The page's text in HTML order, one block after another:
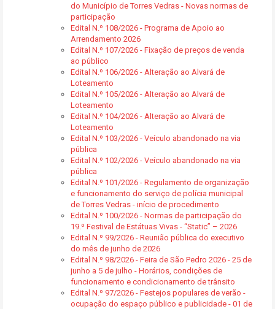
do Município de Torres Vedras - Novas normas de
participação
Edital N.º 108/2026 - Programa de Apoio ao
Arrendamento 2026
Edital N.º 107/2026 - Fixação de preços de venda
ao público
Edital N.º 106/2026 - Alteração ao Alvará de
Loteamento
Edital N.º 105/2026 - Alteração ao Alvará de
Loteamento
Edital N.º 104/2026 - Alteração ao Alvará de
Loteamento
Edital N.º 103/2026 - Veículo abandonado na via
pública
Edital N.º 102/2026 - Veículo abandonado na via
pública
Edital N.º 101/2026 - Regulamento de organização
e funcionamento do serviço de polícia municipal
de Torres Vedras - início de procedimento
Edital N.º 100/2026 - Normas de participação do
19.º Festival de Estátuas Vivas - “Static” – 2026
Edital N.º 99/2026 - Reunião pública do executivo
do mês de junho de 2026
Edital N.º 98/2026 - Feira de São Pedro 2026 - 25 de
junho a 5 de julho - Horários, condições de
funcionamento e condicionamento de trânsito
Edital N.º 97/2026 - Festejos populares de verão -
ocupação do espaço público e publicidade - 01 de